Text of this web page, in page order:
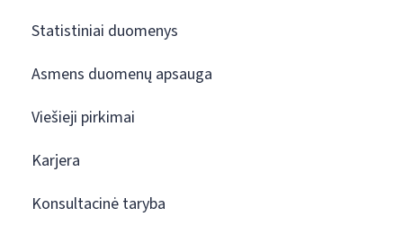
Statistiniai duomenys
Asmens duomenų apsauga
Viešieji pirkimai
Karjera
Konsultacinė taryba